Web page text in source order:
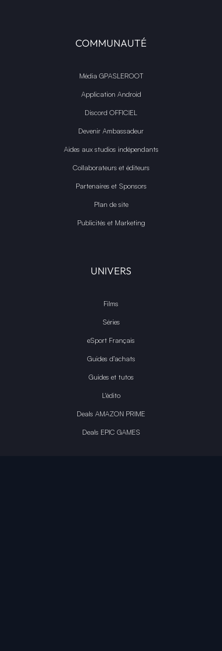
COMMUNAUTÉ
Média GPASLEROOT
Application Android
Discord OFFICIEL
Devenir Ambassadeur
Aides aux studios indépendants
Collaborateurs et éditeurs
Partenaires et Sponsors
Plan de site
Publicités et Marketing
UNIVERS
Films
Séries
eSport Français
Guides d’achats
Guides et tutos
L'édito
Deals AMAZON PRIME
Deals EPIC GAMES